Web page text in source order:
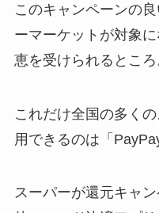
このキャンペーンの
ーマーケットが対象に
恵を受けられる ところ
これだけ全国の多く
用できるのは「
スーパーが還元キャ